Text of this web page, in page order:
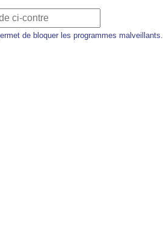
de bloquer les programmes malveillants.